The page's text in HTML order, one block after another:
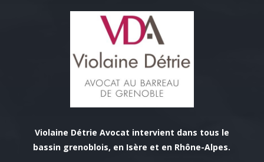
Violaine Détrie Avocat intervient dans tous le
bassin grenoblois, en Isère et en Rhône-Alpes.